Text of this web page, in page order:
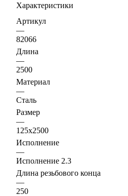
Характеристики
Артикул
—
82066
Длина
—
2500
Материал
—
Сталь
Размер
—
125х2500
Исполнение
—
Исполнение 2.3
Длина резьбового конца
—
250